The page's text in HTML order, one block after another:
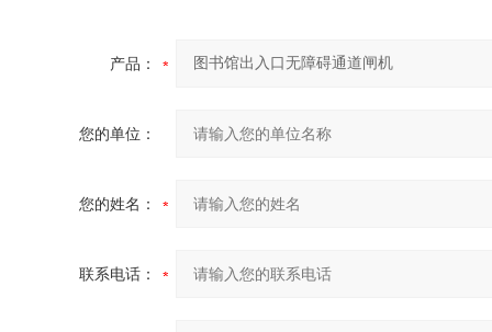
产品：
您的单位：
您的姓名：
联系电话：